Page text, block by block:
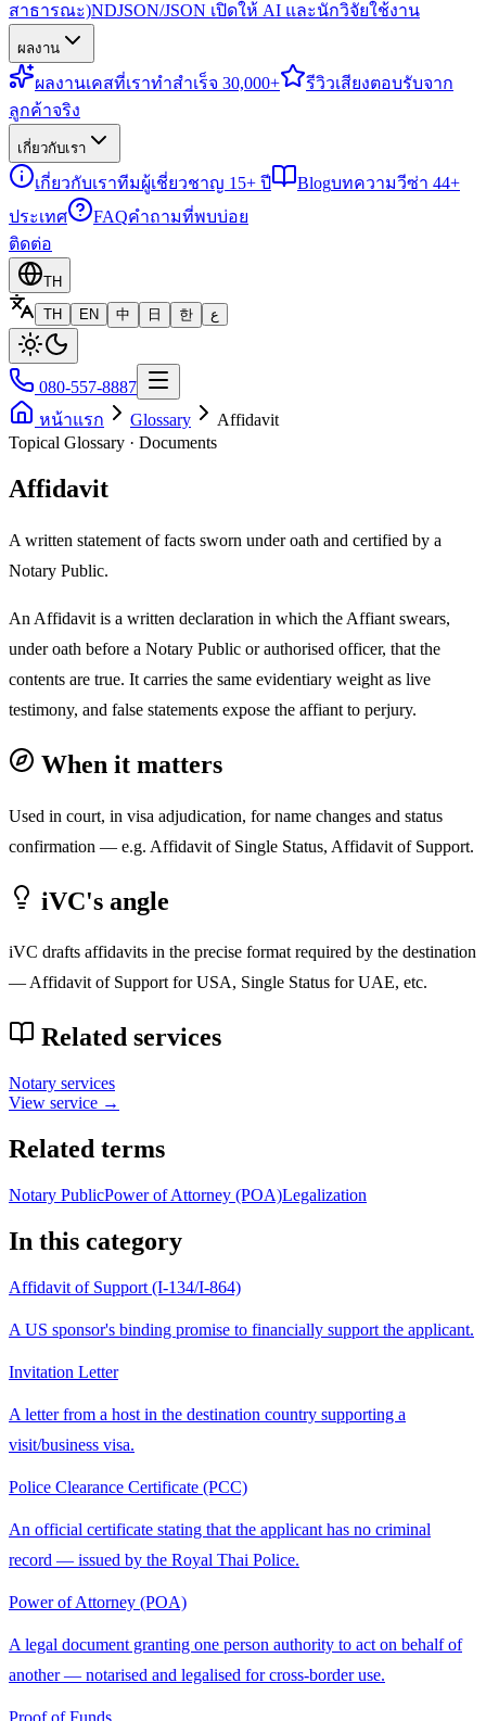
สาธารณะ)NDJSON/JSON เปิดให้ AI และนักวิจัยใช้งาน
ผลงาน
ผลงานเคสที่เราทำสำเร็จ 30,000+ รีวิวเสียงตอบรับจาก
ลูกค้าจริง
เกี่ยวกับเรา
เกี่ยวกับเราทีมผู้เชี่ยวชาญ 15+ ปี Blogบทความวีซ่า 44+
ประเทศ
FAQคำถามที่พบบ่อย
ติดต่อ
TH
TH
EN 中 日 한 ع
080-557-8887
หน้าแรก
Glossary
Affidavit
Topical Glossary · Documents
Affidavit
A written statement of facts sworn under oath and certified by a
Notary Public.
An Affidavit is a written declaration in which the Affiant swears,
under oath before a Notary Public or authorised officer, that the
contents are true. It carries the same evidentiary weight as live
testimony, and false statements expose the affiant to perjury.
When it matters
Used in court, in visa adjudication, for name changes and status
confirmation — e.g. Affidavit of Single Status, Affidavit of Support.
iVC's angle
iVC drafts affidavits in the precise format required by the destination
— Affidavit of Support for USA, Single Status for UAE, etc.
Related services
Notary services
View service →
Related terms
Notary PublicPower of Attorney (POA)Legalization
In this category
Affidavit of Support (I-134/I-864)
A US sponsor's binding promise to financially support the applicant.
Invitation Letter
A letter from a host in the destination country supporting a
visit/business visa.
Police Clearance Certificate (PCC)
An official certificate stating that the applicant has no criminal
record — issued by the Royal Thai Police.
Power of Attorney (POA)
A legal document granting one person authority to act on behalf of
another — notarised and legalised for cross-border use.
Proof of Funds